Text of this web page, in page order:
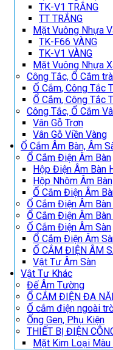
TK-V1 TRẮNG
TT TRẮNG
Mặt Vuông Nhựa
TK-F66 VÀNG
TK-V1 VÀNG
Mặt Vuông Nhựa
Công Tắc, Ổ Cắm
Ổ Cắm, Công Tắc
Ổ Cắm, Công Tắc
Công Tắc, Ổ Cắm
Vân Gỗ Trơn
Vân Gỗ Viền Vàng
Ổ Cắm Âm Bàn, Âm
Ổ Cắm Điện Âm Bàn
Hộp Điện Âm Bàn
Hộp Nhôm Âm Bàn
Ổ Cắm Điện Âm
Ổ Cắm Điện Âm
Ổ Cắm Điện Âm Bàn
Ổ Cắm Điện Âm Sàn
Ổ Cắm Điện Âm
Ổ CẮM ĐIỆN ÂM
Vật Tư Âm Sàn
Vật Tư Khác
Đế Âm Tường
Ổ CẮM ĐIỆN ĐA
Ổ cắm điện ngoài
Ống Gen, Phụ Kiện
THIẾT BỊ ĐIỆN
Mặt Kim Loại Màu